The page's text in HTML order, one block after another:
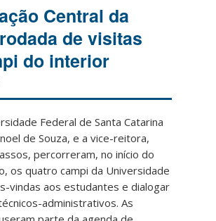
Central da
de visitas
do interior
Federal de Santa Catarina
de Souza, e a vice-reitora,
percorreram, no início do
os quatro campi da Universidade
vindas aos estudantes e dialogar
administrativos. As